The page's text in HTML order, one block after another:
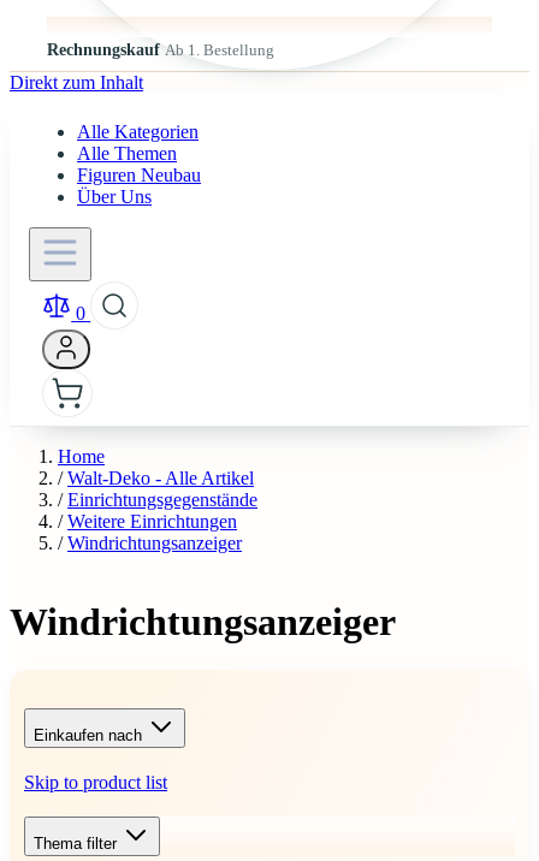
Rechnungskauf Ab 1. Bestellung
Direkt zum Inhalt
Alle Kategorien
Alle Themen
Figuren Neubau
Über Uns
0
Home
/ Walt-Deko - Alle Artikel
/ Einrichtungsgegenstände
/ Weitere Einrichtungen
/ Windrichtungsanzeiger
Windrichtungsanzeiger
Einkaufen nach
Skip to product list
Thema filter